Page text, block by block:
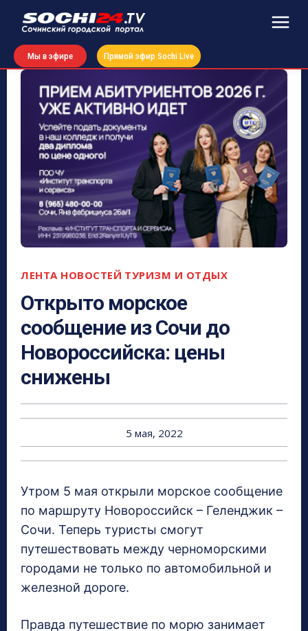
Мы в эфире Прямой эфир Sochi Live
ЛЕНТА НОВОСТЕЙ ТУРИЗМ И ОТДЫХ
Открыто морское
сообщение из Сочи до
Новороссийска: цены
снижены
5 мая, 2022
Утром 5 мая открыли морское сообщение
по маршруту Новороссийск – Геленджик –
Сочи. Теперь туристы смогут
путешествовать между черноморскими
городами не только по автомобильной и
железной дороге.
Правда путешествие по морю занимает